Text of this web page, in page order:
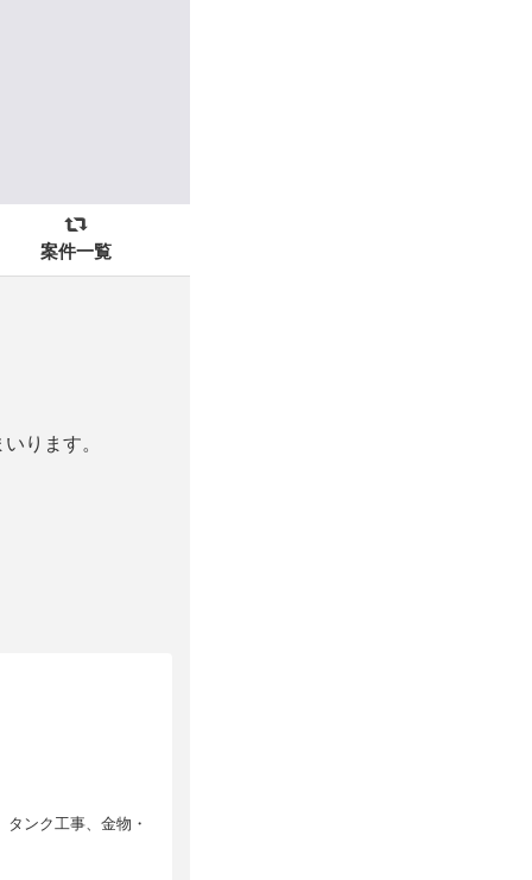
案件一覧
ります。
ンク工事、金物・